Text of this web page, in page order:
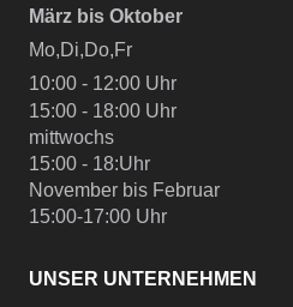
März bis Oktober
Mo,Di,Do,Fr
10:00 - 12:00 Uhr
15:00 - 18:00 Uhr
mittwochs
15:00 - 18:Uhr
November bis Februar
15:00-17:00 Uhr
UNSER UNTERNEHMEN